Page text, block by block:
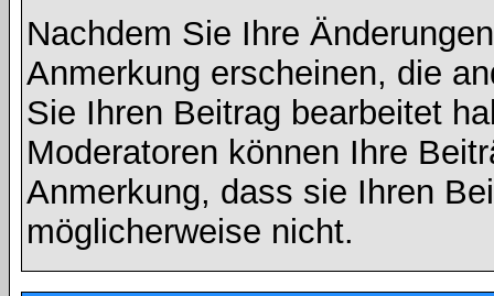
Nachdem Sie Ihre
Anmerkung erscheinen, die
Sie Ihren Beitrag bearbeitet
Moderatoren können Ihre
Anmerkung, dass sie Ihren
möglicherweise nicht.